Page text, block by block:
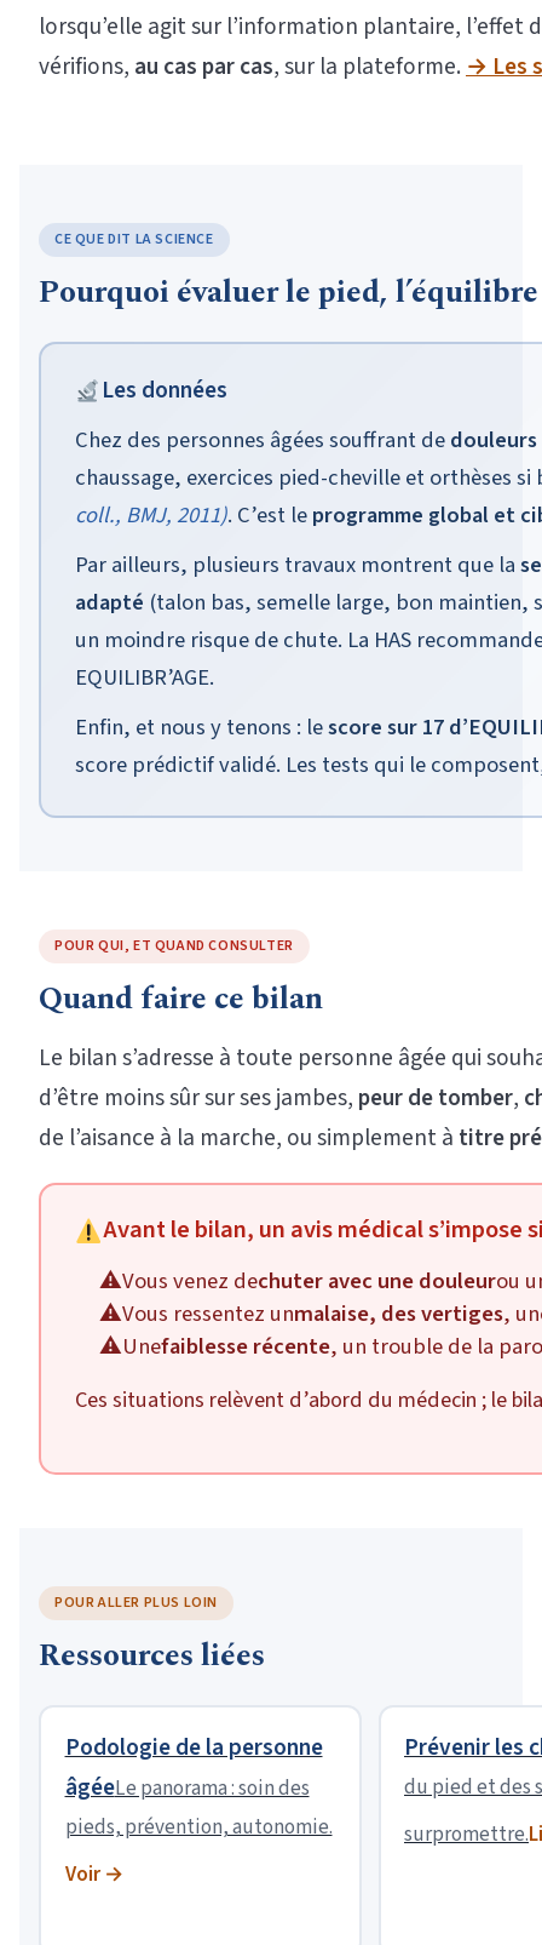
lorsqu’elle agit sur l’information plantaire, l’effet
vérifions, au cas par cas, sur la plateforme.→ Les
CE QUE DIT LA SCIENCE
Pourquoi évaluer le pied,
Les données
Chez des personnes âgées souffrant de
chaussage, exercices pied-cheville et orthèses
coll., BMJ, 2011). C’est leprogramme global et
Par ailleurs, plusieurs travaux montrent que la
adapté (talon bas, semelle large, bon maintien,
un moindre risque de chute. La HAS
EQUILIBR’AGE.
Enfin, et nous y tenons : lescore sur 17
score prédictif validé. Les tests qui le
POUR QUI, ET QUAND CONSULTER
Quand faire ce bilan
Le bilan s’adresse à toute personne âgée qui
d’être moins sûr sur ses jambes, peur de tomber,
de l’aisance à la marche, ou simplement à titre
Avant le bilan, un avis médical s’impose
Vous venez dechuter avec une douleurou
Vous ressentez unmalaise, des vertiges,
Unefaiblesse récente, un trouble de la
Ces situations relèvent d’abord du médecin ; le
POUR ALLER PLUS LOIN
Ressources liées
Podologie de la personne
âgéeLe panorama : soin des
pieds, prévention, autonomie.
Voir →
Prévenir les
du pied et des
surpromettre.